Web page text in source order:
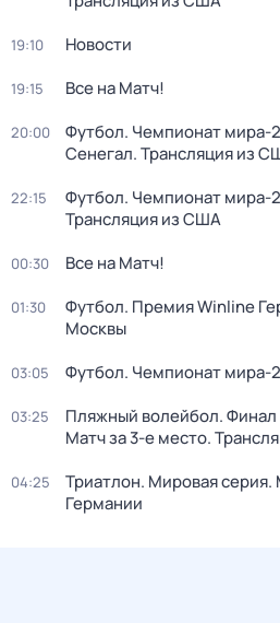
19:10 Новости
19:15 Все на Матч!
20:00
Футбол. Чемпионат мира-
Сенегал. Трансляция из
22:15
Футбол. Чемпионат мира-
Трансляция из США
00:30 Все на Матч!
01:30
Футбол. Премия Winline
Москвы
03:05 Футбол. Чемпионат мира-
03:25
Пляжный волейбол.
Матч за 3-е место.
04:25
Триатлон. Мировая
Германии